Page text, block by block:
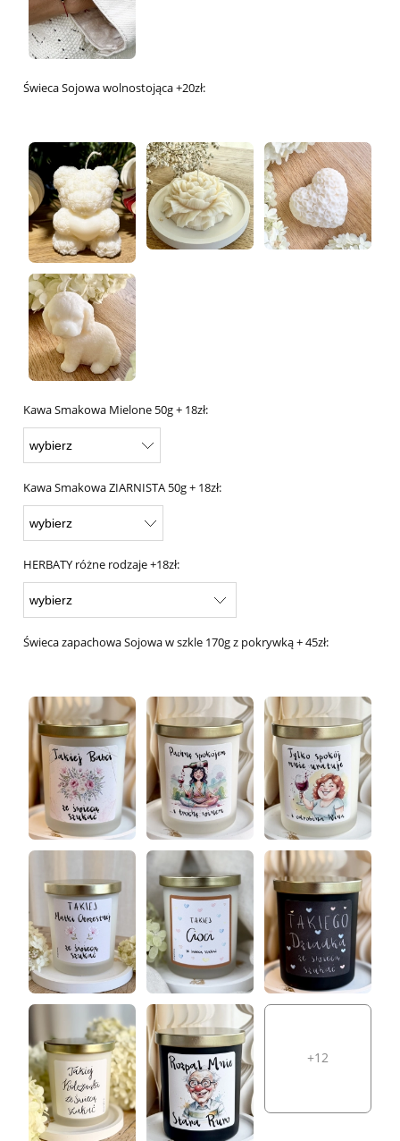
Świeca Sojowa wolnostojąca +20zł:
Kawa Smakowa Mielone 50g + 18zł:
Kawa Smakowa ZIARNISTA 50g + 18zł:
HERBATY różne rodzaje +18zł:
Świeca zapachowa Sojowa w szkle 170g z pokrywką + 45zł:
+12